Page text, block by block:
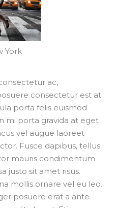
York
ac,
consectetur est at
porta felis euismod
mi porta gravida at eget
vel augue laoreet
Fusce dapibus, tellus
mauris condimentum
justo sit amet risus.
mollis ornare vel eu leo.
posuere erat a ante